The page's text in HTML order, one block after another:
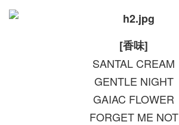
[香味]
SANTAL CREAM
GENTLE NIGHT
GAIAC FLOWER
FORGET ME NOT